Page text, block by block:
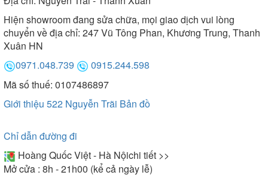
Hiện showroom đang sửa chữa, mọi giao dịch vui lòng
chuyển về địa chỉ: 247 Vũ Tông Phan, Khương Trung, Thanh
Xuân HN
0971.048.739
0915.244.598
Mã số thuế: 0107486897
Giới thiệu 522 Nguyễn Trãi Bản đồ
Chỉ dẫn đường đi
Hoàng Quốc Việt - Hà Nộichi tiết >>
Mở cửa : 8h - 21h00 (kể cả ngày lễ)